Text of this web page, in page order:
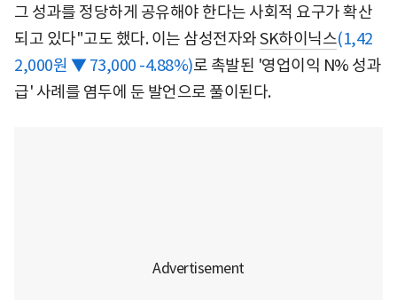
그 성과를 정당하게 공유해야 한다는 사회적 요구가 확산
되고 있다"고도 했다. 이는 삼성전자와SK하이닉스(1,42
2,000원 ▼ 73,000 -4.88%)로 촉발된 '영업이익 N% 성과
급' 사례를 염두에 둔 발언으로 풀이된다.